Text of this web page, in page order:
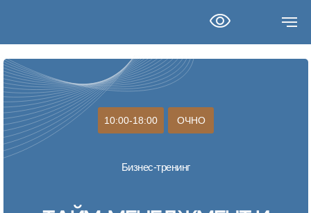
10:00-18:00 ОЧНО
Бизнес-тренинг